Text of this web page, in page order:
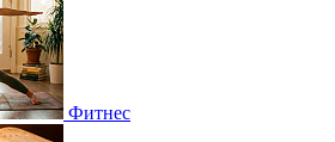
Фитнес